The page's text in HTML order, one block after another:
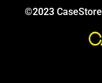
©2023 CaseStore